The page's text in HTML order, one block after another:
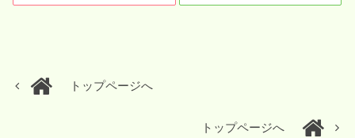
トップページへ
トップページへ